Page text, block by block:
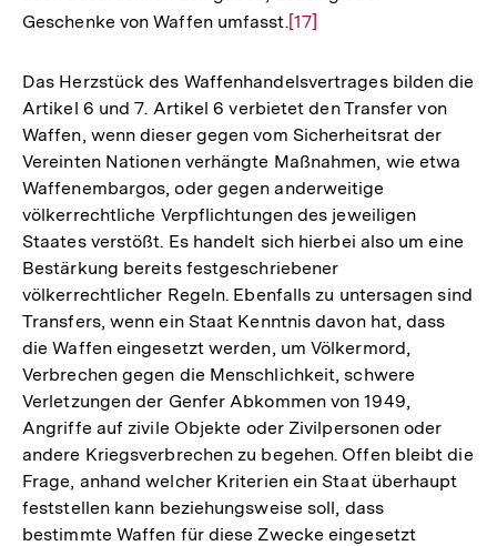
Geschenke von Waffen umfasst.Zur
der
Fußnote
[17]
Das Herzstück des Waffenhandelsvertrages bilden die
Artikel 6 und 7. Artikel 6 verbietet den Transfer von
Waffen, wenn dieser gegen vom Sicherheitsrat der
Vereinten Nationen verhängte Maßnahmen, wie etwa
Waffenembargos, oder gegen anderweitige
völkerrechtliche Verpflichtungen des jeweiligen
Staates verstößt. Es handelt sich hierbei also um eine
Bestärkung bereits festgeschriebener
völkerrechtlicher Regeln. Ebenfalls zu untersagen sind
Transfers, wenn ein Staat Kenntnis davon hat, dass
die Waffen eingesetzt werden, um Völkermord,
Verbrechen gegen die Menschlichkeit, schwere
Verletzungen der Genfer Abkommen von 1949,
Angriffe auf zivile Objekte oder Zivilpersonen oder
andere Kriegsverbrechen zu begehen. Offen bleibt die
Frage, anhand welcher Kriterien ein Staat überhaupt
feststellen kann beziehungsweise soll, dass
bestimmte Waffen für diese Zwecke eingesetzt